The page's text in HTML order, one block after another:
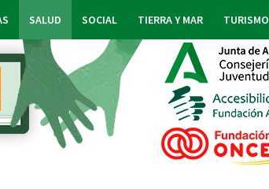
SALUD SOCIAL TIERRA Y MAR TURISMO